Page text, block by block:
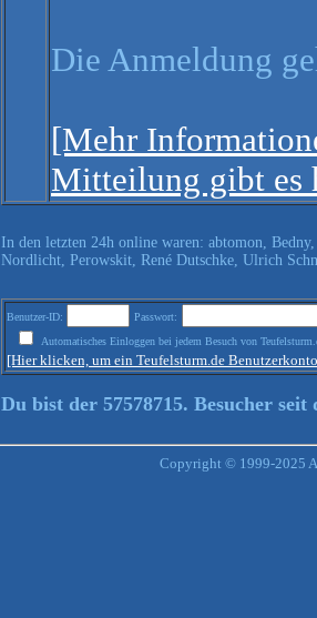
Die Anmeldung
[Mehr
Mitteilung gibt es
In den letzten 24h online waren: abtomon,
Nordlicht, Perowskit, René Dutschke, Ulrich
Benutzer-ID:
Passwort:
Automatisches Einloggen bei jedem Besuch von
[Hier klicken, um ein Teufelsturm.de
Du bist der 57578715. Besucher seit
Copyright © 1999-2025